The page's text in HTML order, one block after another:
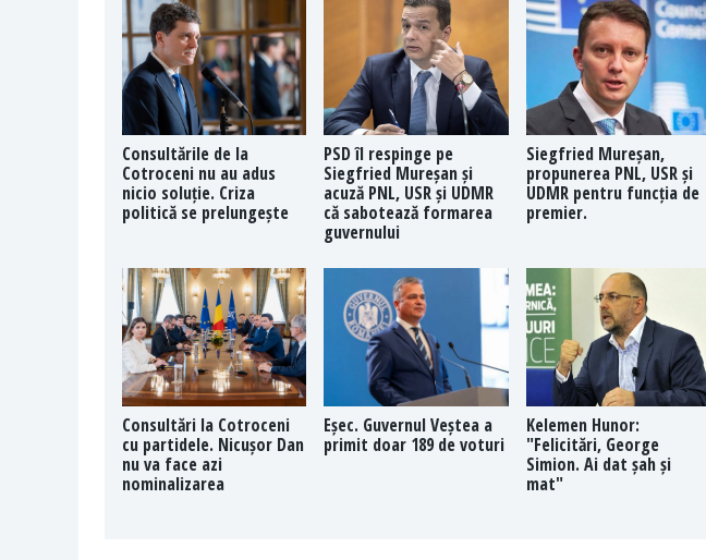
Consultările de la
Cotroceni nu au adus
nicio soluție. Criza
politică se prelungește
PSD îl respinge pe
Siegfried Mureșan și
acuză PNL, USR și UDMR
că sabotează formarea
guvernului
Siegfried Mureșan,
propunerea PNL, USR și
UDMR pentru funcția de
premier.
Consultări la Cotroceni
cu partidele. Nicușor Dan
nu va face azi
nominalizarea
Eșec. Guvernul Veștea a
primit doar 189 de voturi
Kelemen Hunor:
"Felicitări, George
Simion. Ai dat șah și
mat"